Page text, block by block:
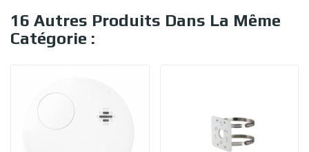
16 Autres Produits Dans La Même
Catégorie :